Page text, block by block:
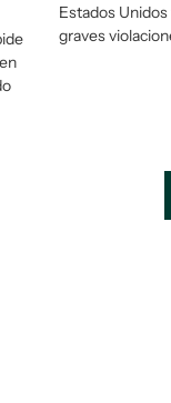
Estados
graves